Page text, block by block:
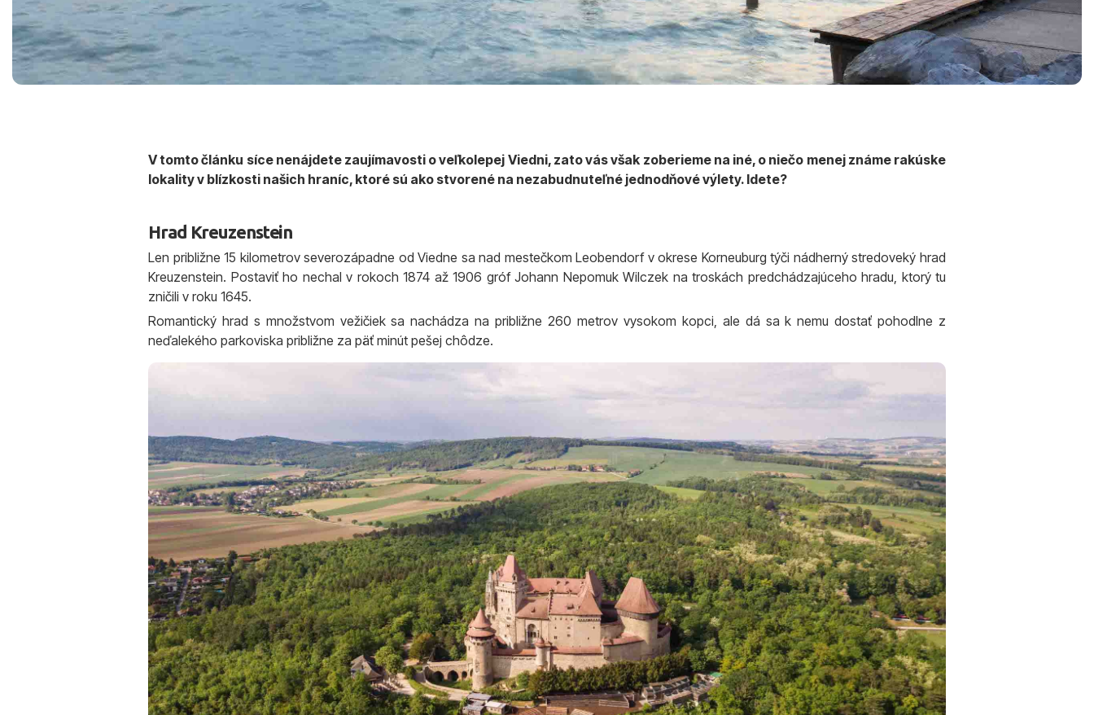
V tomto článku síce nenájdete zaujímavosti o veľkolepej Viedni, zato vás však zoberieme na iné, o niečo menej známe rakúske
lokality v blízkosti našich hraníc, ktoré sú ako stvorené na nezabudnuteľné jednodňové výlety. Idete?
Hrad Kreuzenstein
Len približne 15 kilometrov severozápadne od Viedne sa nad mestečkom Leobendorf v okrese Korneuburg týči nádherný stredoveký hrad
Kreuzenstein. Postaviť ho nechal v rokoch 1874 až 1906 gróf Johann Nepomuk Wilczek na troskách predchádzajúceho hradu, ktorý tu
zničili v roku 1645.
Romantický hrad s množstvom vežičiek sa nachádza na približne 260 metrov vysokom kopci, ale dá sa k nemu dostať pohodlne z
neďalekého parkoviska približne za päť minút pešej chôdze.